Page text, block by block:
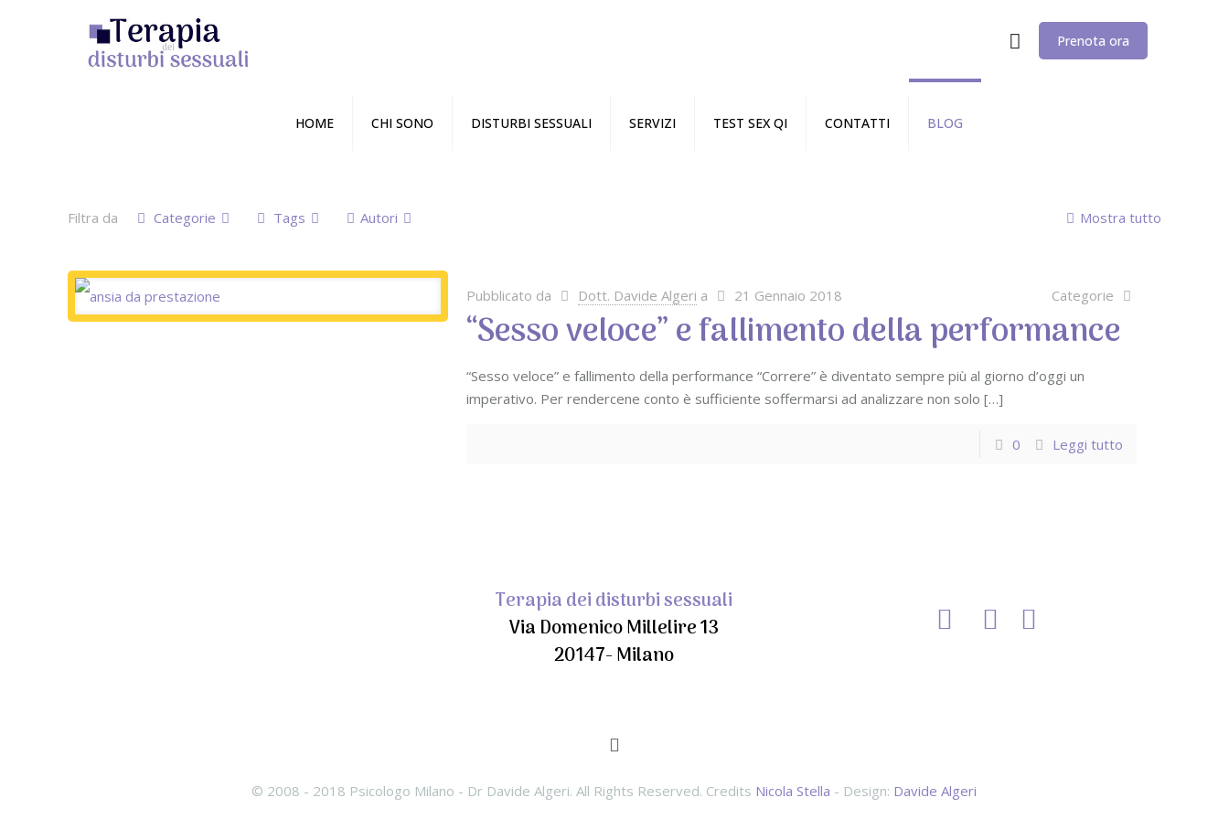
HOME CHI SONO DISTURBI SESSUALI SERVIZI TEST SEX QI CONTATTI BLOG
Prenota ora
Filtra da Categorie Tags Autori Mostra tutto
Pubblicato da Dott. Davide Algeri a 21 Gennaio 2018 Categorie
“Sesso veloce” e fallimento della performance
“Sesso veloce” e fallimento della performance “Correre” è diventato sempre più al giorno d’oggi un
imperativo. Per rendercene conto è sufficiente soffermarsi ad analizzare non solo […]
0 Leggi tutto
Terapia dei disturbi sessuali
Via Domenico Millelire 13
20147- Milano
© 2008 - 2018 Psicologo Milano - Dr Davide Algeri. All Rights Reserved. Credits Nicola Stella - Design: Davide Algeri